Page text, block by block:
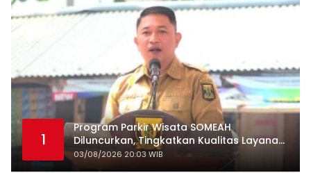
1
Program Parkir Wisata SOMEAH
Diluncurkan, Tingkatkan Kualitas Layanan
Kepariwisataan
03/08/2026 20:03 WIB